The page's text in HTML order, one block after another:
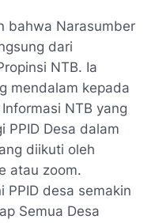
bahwa Narasumber
dari
NTB. Ia
mendalam kepada
NTB yang
PPID Desa dalam
diikuti oleh
atau zoom.
PPID desa semakin
Semua Desa